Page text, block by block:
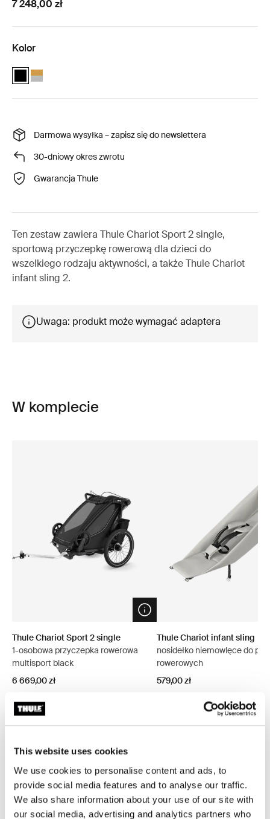
This website uses cookies
We use cookies to personalise content and ads, to
provide social media features and to analyse our traffic.
We also share information about your use of our site with
our social media, advertising and analytics partners who
7 248,00 zł
Kolor
Pakiet dla niemowląt Thule Chariot Sport 2 Czarny (selected)
Pakiet dla niemowląt Thule Chariot Sport 2 Natural Gold
Darmowa wysyłka – zapisz się do newslettera
30-dniowy okres zwrotu
Gwarancja Thule
Ten zestaw zawiera Thule Chariot Sport 2 single,
sportową przyczepkę rowerową dla dzieci do
wszelkiego rodzaju aktywności, a także Thule Chariot
infant sling 2.
Uwaga: produkt może wymagać adaptera
W komplecie
Open info modal
Thule Chariot Sport 2 single
1-osobowa przyczepka rowerowa
multisport black
6 669,00 zł
Thule Chariot infant sling
nosidełko niemowlęce do
rowerowych
579,00 zł
Przeglądaj pakiety
Promocja